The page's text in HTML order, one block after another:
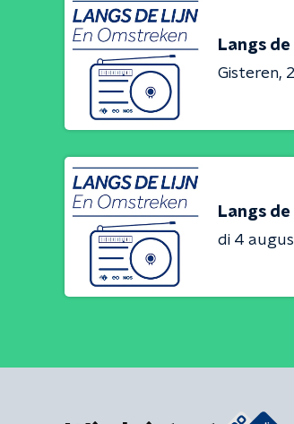
Langs
Gisteren
Langs
di 4